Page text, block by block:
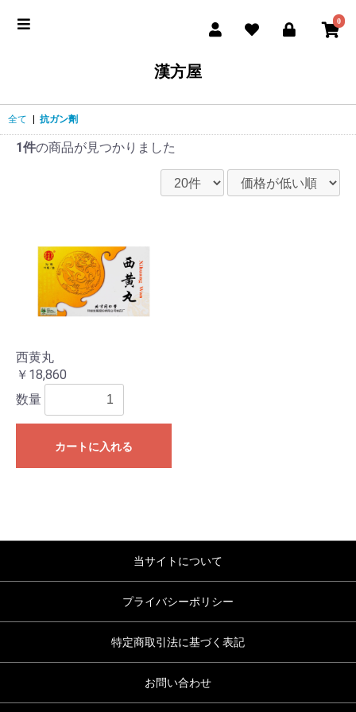
0
漢方屋
全て 抗ガン劑
1件の商品が見つかりました
西黄丸
￥18,860
数量
カートに入れる
当サイトについて
プライバシーポリシー
特定商取引法に基づく表記
お問い合わせ